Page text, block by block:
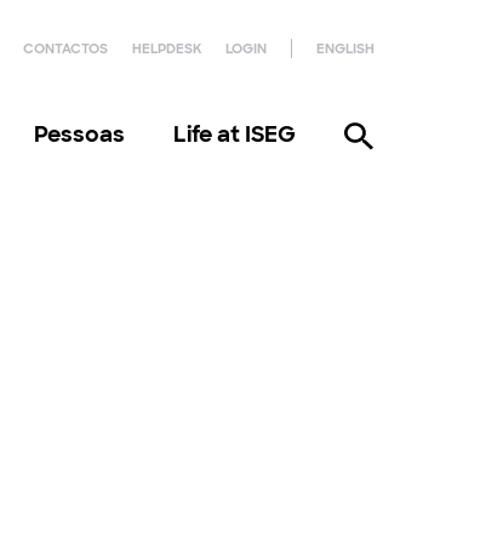
CONTACTOS HELPDESK LOGIN ENGLISH
Pessoas Life at ISEG